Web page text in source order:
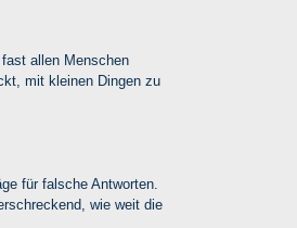
allen Menschen
mit kleinen Dingen zu
für falsche Antworten.
wie weit die